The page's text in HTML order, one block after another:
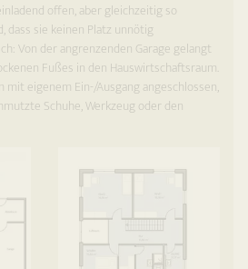
offen, aber gleichzeitig so
dass sie keinen Platz unnötig
Von der angrenzenden Garage gelangt
Fußes in den Hauswirtschaftsraum.
eigenem Ein-/Ausgang angeschlossen,
Schuhe, Werkzeug oder den